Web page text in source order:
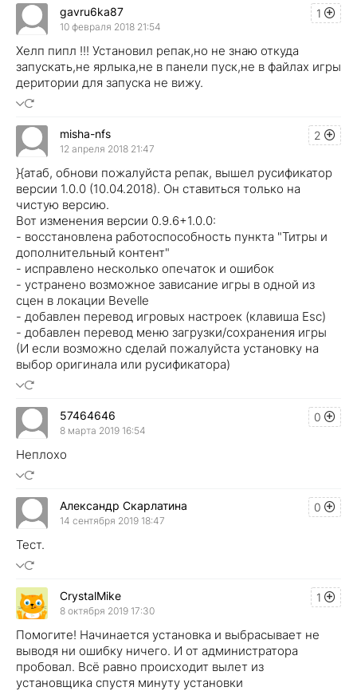
1
gavru6ka87
10 февраля 2018 21:54
Хелп пипл !!! Установил репак,но не знаю откуда
запускать,не ярлыка,не в панели пуск,не в файлах игры
деритории для запуска не вижу.
2
misha-nfs
12 апреля 2018 21:47
}{атаб, обнови пожалуйста репак, вышел русификатор
версии 1.0.0 (10.04.2018). Он ставиться только на
чистую версию.
Вот изменения версии 0.9.6+1.0.0:
- восстановлена работоспособность пункта "Титры и
дополнительный контент"
- исправлено несколько опечаток и ошибок
- устранено возможное зависание игры в одной из
сцен в локации Bevelle
- добавлен перевод игровых настроек (клавиша Esc)
- добавлен перевод меню загрузки/сохранения игры
(И если возможно сделай пожалуйста установку на
выбор оригинала или русификатора)
0
57464646
8 марта 2019 16:54
Неплохо
0
Александр Скарлатина
14 сентября 2019 18:47
Тест.
1
CrystalMike
8 октября 2019 17:30
Помогите! Начинается установка и выбрасывает не
выводя ни ошибку ничего. И от администратора
пробовал. Всё равно происходит вылет из
установщика спустя минуту установки